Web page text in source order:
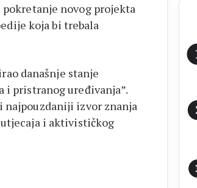
pokretanje novog projekta
koja bi trebala
današnje stanje
i pristranog uređivanja”.
izvor znanja
i aktivističkog